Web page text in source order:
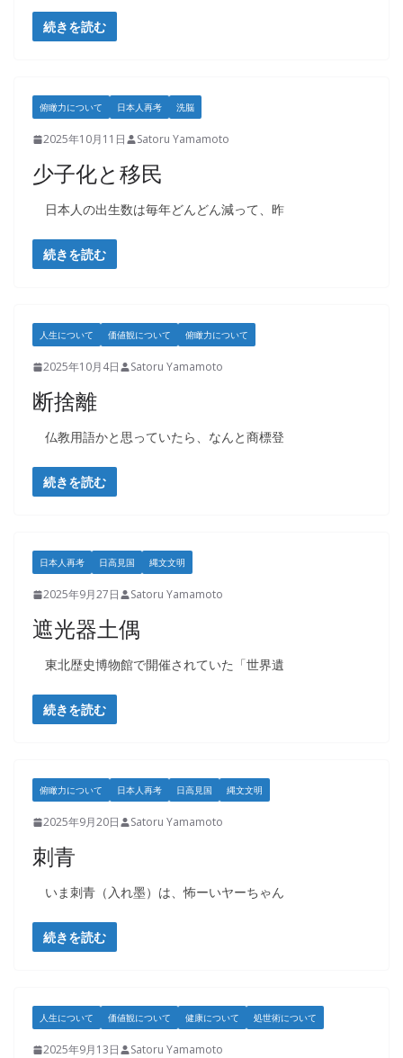
続きを読む
俯瞰力について 日本人再考 洗脳
2025年10月11日 Satoru Yamamoto
少子化と移民
日本人の出生数は毎年どんどん減って、昨
続きを読む
人生について 価値観について 俯瞰力について
2025年10月4日 Satoru Yamamoto
断捨離
仏教用語かと思っていたら、なんと商標登
続きを読む
日本人再考 日高見国 縄文文明
2025年9月27日 Satoru Yamamoto
遮光器土偶
東北歴史博物館で開催されていた「世界遺
続きを読む
俯瞰力について 日本人再考 日高見国 縄文文明
2025年9月20日 Satoru Yamamoto
刺青
いま刺青（入れ墨）は、怖ーいヤーちゃん
続きを読む
人生について 価値観について 健康について 処世術について
2025年9月13日 Satoru Yamamoto